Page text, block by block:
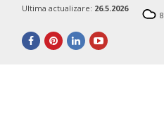
Ultima actualizare: 26.5.2026
8